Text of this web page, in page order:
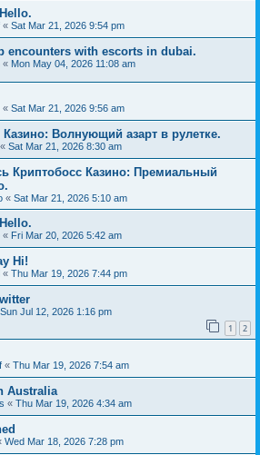
« Sat Mar 21, 2026 9:54 pm
encounters with escorts in dubai.
« Mon May 04, 2026 11:08 am
« Sat Mar 21, 2026 9:56 am
Волнующий азарт в рулетке.
« Sat Mar 21, 2026 8:30 am
Криптобосс Казино: Премиальный
« Sat Mar 21, 2026 5:10 am
« Fri Mar 20, 2026 5:42 am
Hi!
« Thu Mar 19, 2026 7:44 pm
Sun Jul 12, 2026 1:16 pm
1 2
« Thu Mar 19, 2026 7:54 am
Australia
« Thu Mar 19, 2026 4:34 am
Wed Mar 18, 2026 7:28 pm